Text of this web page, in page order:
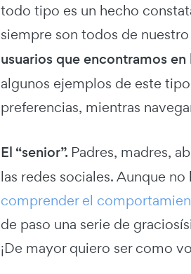
todo tipo es un hecho
siempre son todos de
usuarios que encontramos en
algunos ejemplos de este
preferencias, mientras
El “senior”. Padres, madres,
las redes sociales. Aunque
comprender el
de paso una serie de
¡De mayor quiero ser como